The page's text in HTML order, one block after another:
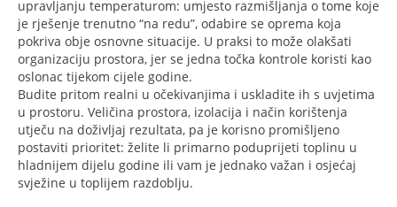
upravljanju temperaturom: umjesto razmišljanja o tome koje
je rješenje trenutno “na redu”, odabire se oprema koja
pokriva obje osnovne situacije. U praksi to može olakšati
organizaciju prostora, jer se jedna točka kontrole koristi kao
oslonac tijekom cijele godine.
Budite pritom realni u očekivanjima i uskladite ih s uvjetima
u prostoru. Veličina prostora, izolacija i način korištenja
utječu na doživljaj rezultata, pa je korisno promišljeno
postaviti prioritet: želite li primarno poduprijeti toplinu u
hladnijem dijelu godine ili vam je jednako važan i osjećaj
svježine u toplijem razdoblju.